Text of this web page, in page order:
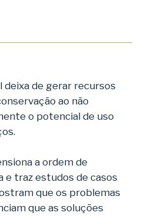
deixa de gerar recursos
ao não
o potencial de uso
a ordem de
e traz estudos de casos
que os problemas
que as soluções